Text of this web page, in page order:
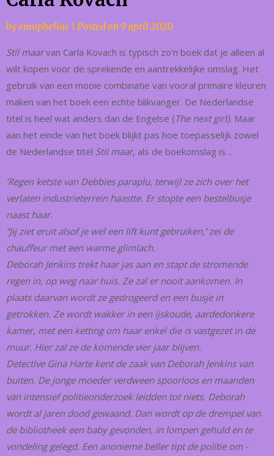
byemopheliac Posted on 9 april 2020
Stil maarvan Carla Kovach is typisch zo’n boek dat je alleen al
wilt kopen voor de sprekende en aantrekkelijke omslag. Het
gebruik van een mooie combinatie van vooral primaire kleuren
maken van het boek een echte blikvanger. De Nederlandse
titel is heel wat anders dan de Engelse (The next girl). Maar
aan het einde van het boek blijkt pas hoe toepasselijk zowel
de Nederlandse titel Stil maar, als de boekomslag is…
‘Regen ketste van Debbies paraplu, terwijl ze zich over het
verlaten industrieterrein haastte. Er stopte een bestelbusje
naast haar.
“Jij ziet eruit alsof je wel een lift kunt gebruiken,’ zei de
chauffeur met een warme glimlach.
Deborah Jenkins trekt haar jas aan en stapt de stromende
regen in, op weg naar huis. Ze zal er nooit aankomen. In
plaats daarvan wordt ze gedrogeerd en een busje in
getrokken. Ze wordt wakker in een ijskoude, aardedonkere
kamer, met een ketting om haar enkel die is vastgezet in de
muur. Hier zal ze de komende vier jaar blijven.
Detective Gina Harte kent de zaak van Deborah Jenkins van
buiten. De jonge moeder verdween spoorloos en maanden
van intensief politieonderzoek leidden tot niets. Deborah
wordt al jaren dood gewaand. Dan wordt op de drempel van
de bibliotheek een baby gevonden, in lompen gehuld en te
vondeling gelegd. Een anonieme beller tipt de politie om -